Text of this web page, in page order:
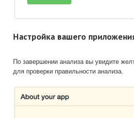
Настройка вашего
По завершении анализа вы увидите
для проверки правильности анализа.